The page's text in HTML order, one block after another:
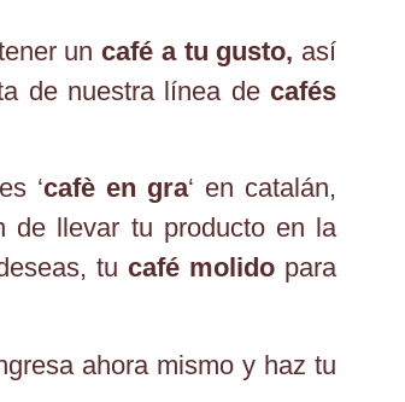
uncafé a tu gusto, así
de nuestra línea de cafés
‘cafè en gra‘ en catalán,
de llevar tu producto en la
tu café molidopara
ahora mismo y haz tu